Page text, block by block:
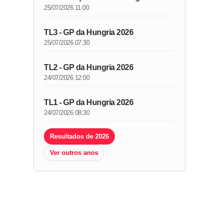
25/07/2026 11:00
TL3 - GP da Hungria 2026
25/07/2026 07:30
TL2 - GP da Hungria 2026
24/07/2026 12:00
TL1 - GP da Hungria 2026
24/07/2026 08:30
Resultados de 2026
Ver outros anos